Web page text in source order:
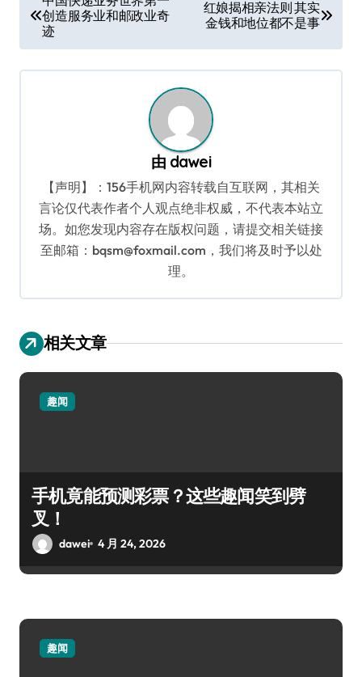
章
导
航
创造服务业和邮政业奇
迹
红娘揭相亲法则 其实
金钱和地位都不是事
由 dawei
【声明】：156手机网内容转载自互联网，其相关
言论仅代表作者个人观点绝非权威，不代表本站立
场。如您发现内容存在版权问题，请提交相关链接
至邮箱：bqsm@foxmail.com，我们将及时予以处
理。
相关文章
趣闻
手机竟能预测彩票？这些趣闻笑到劈
叉！
dawei 4 月 24, 2026
趣闻